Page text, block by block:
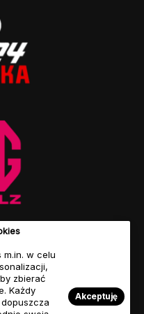
m.in. w celu
zbierać
Każdy
Akceptuję